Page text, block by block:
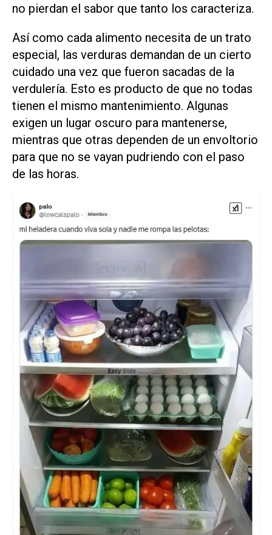
no pierdan el sabor que tanto los caracteriza.
Así como cada alimento necesita de un trato
especial, las verduras demandan de un cierto
cuidado una vez que fueron sacadas de la
verdulería. Esto es producto de que no todas
tienen el mismo mantenimiento. Algunas
exigen un lugar oscuro para mantenerse,
mientras que otras dependen de un envoltorio
para que no se vayan pudriendo con el paso
de las horas.